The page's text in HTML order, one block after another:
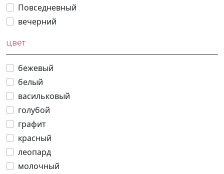
Повседневный
вечерний
цвет
бежевый
белый
васильковый
голубой
графит
красный
леопард
молочный